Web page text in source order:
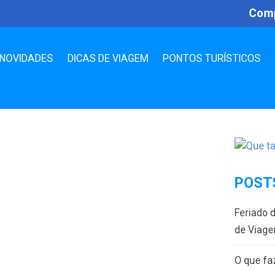
NOVIDADES DICAS DE VIAGEM PONTOS TURÍSTICOS
Feriado
de
O que